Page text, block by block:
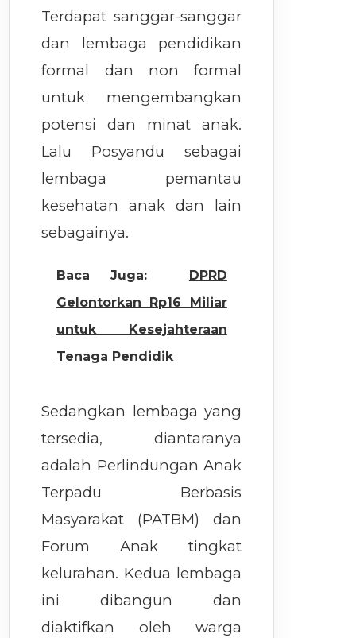
Terdapat sanggar-sanggar
dan lembaga pendidikan
formal dan non formal
untuk mengembangkan
potensi dan minat anak.
Lalu Posyandu sebagai
lembaga pemantau
kesehatan anak dan lain
sebagainya.
Baca Juga:
DPRD
Gelontorkan Rp16 Miliar
untuk Kesejahteraan
Tenaga Pendidik
Sedangkan lembaga yang
tersedia, diantaranya
adalah Perlindungan Anak
Terpadu Berbasis
Masyarakat (PATBM) dan
Forum Anak tingkat
kelurahan. Kedua lembaga
ini dibangun dan
diaktifkan oleh warga